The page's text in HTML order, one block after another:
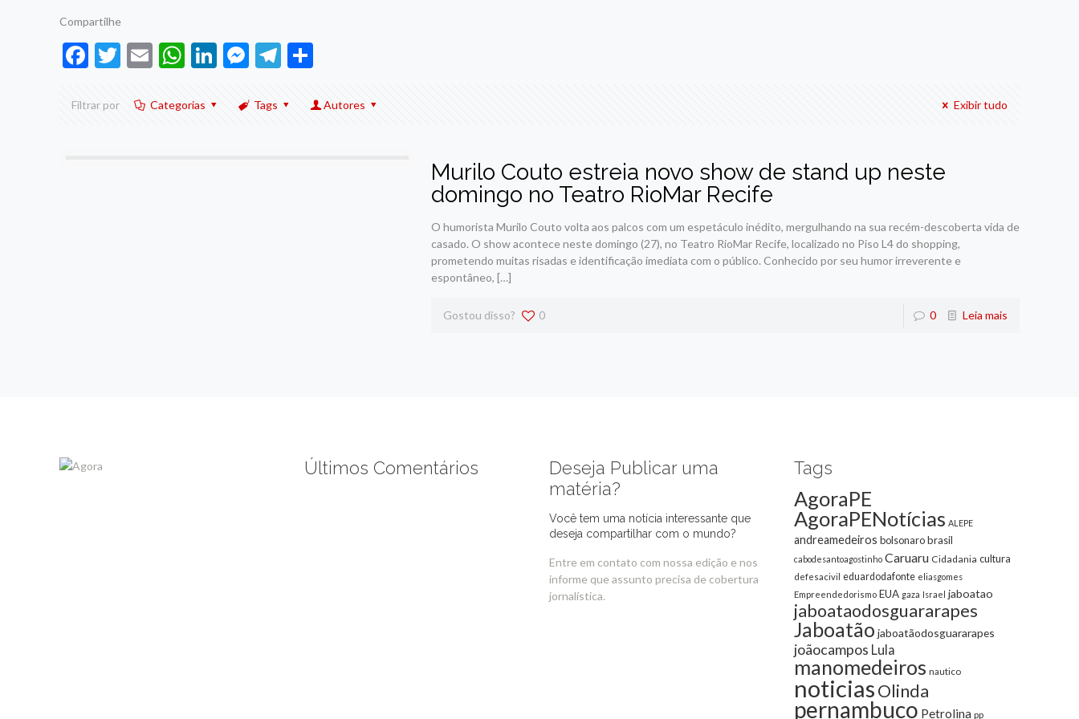
Compartilhe
Facebook
Twitter
EmailWhatsApp
LinkedIn
Messenger
Telegram
Filtrar por Categorias Tags Autores Exibir tudo
Murilo Couto estreia novo show de stand up neste
domingo no Teatro RioMar Recife
O humorista Murilo Couto volta aos palcos com um espetáculo inédito, mergulhando na sua recém-descoberta vida de
casado. O show acontece neste domingo (27), no Teatro RioMar Recife, localizado no Piso L4 do shopping,
prometendo muitas risadas e identificação imediata com o público. Conhecido por seu humor irreverente e
espontâneo, […]
Gostou disso? 0 0 Leia mais
Últimos Comentários
Deseja Publicar uma
matéria?
Você tem uma notícia interessante que
deseja compartilhar com o mundo?
Entre em contato com nossa edição e nos
informe que assunto precisa de cobertura
jornalística.
Tags
AgoraPE
AgoraPENotícias ALEPE
andreamedeiros bolsonarobrasil
cabodesantoagostinho Caruaru Cidadania cultura
defesacivil eduardodafonte eliasgomes
Empreendedorismo EUA gaza Israel jaboatao
jaboataodosguararapes
Jaboatão jaboatãodosguararapes
joãocampos Lula
manomedeiros nautico
noticiasOlinda
pernambuco Petrolina pp